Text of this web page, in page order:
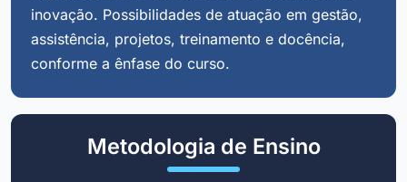
inovação. Possibilidades de atuação em gestão,
assistência, projetos, treinamento e docência,
conforme a ênfase do curso.
Metodologia de Ensino